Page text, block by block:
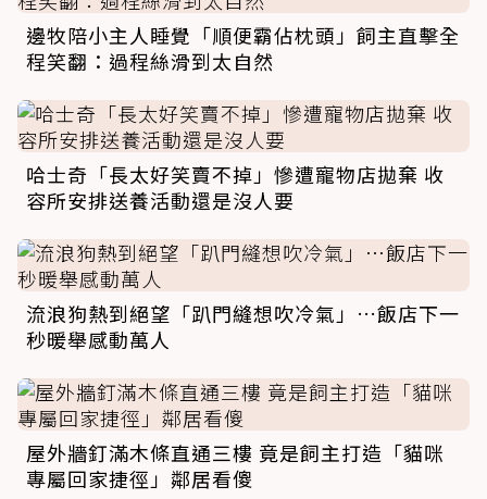
邊牧陪小主人睡覺「順便霸佔枕頭」飼主直擊全
程笑翻：過程絲滑到太自然
哈士奇「長太好笑賣不掉」慘遭寵物店拋棄 收
容所安排送養活動還是沒人要
流浪狗熱到絕望「趴門縫想吹冷氣」…飯店下一
秒暖舉感動萬人
屋外牆釘滿木條直通三樓 竟是飼主打造「貓咪
專屬回家捷徑」鄰居看傻